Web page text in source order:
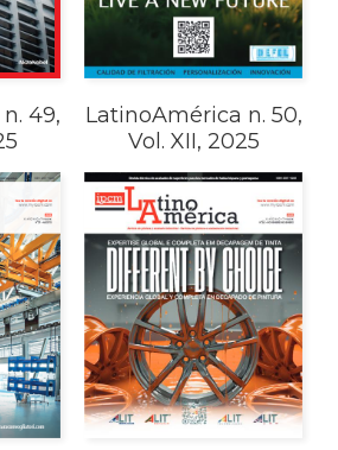
49,
LatinoAmérica n. 50,
Vol. XII, 2025